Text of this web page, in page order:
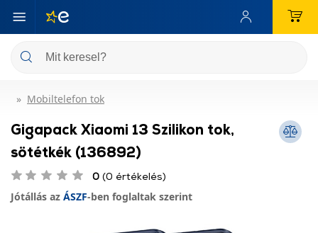
Mobiltelefon tok
Gigapack Xiaomi 13 Szilikon tok,
sötétkék (136892)
0 (0 értékelés)
Jótállás az ÁSZF-ben foglaltak szerint